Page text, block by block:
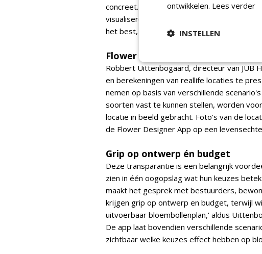
concreet. Deze digitale tool is speciaal
visualiseren. Zo kunnen op locatie
het best, hoeveel bollen zijn er nodig, en
Flower Designer App
Robbert Uittenbogaard, directeur van JUB
en berekeningen van reallife locaties te
nemen op basis van verschillende
soorten vast te kunnen stellen, worden
locatie in beeld gebracht. Foto's van de
de Flower Designer App op een
Grip op ontwerp én budget
Deze transparantie is een belangrijk
zien in één oogopslag wat hun keuzes
maakt het gesprek met bestuurders,
krijgen grip op ontwerp en budget, terwijl
uitvoerbaar bloembollenplan,' aldus
De app laat bovendien verschillende
zichtbaar welke keuzes effect hebben op
ontwikkelen. Lees verder
INSTELLEN